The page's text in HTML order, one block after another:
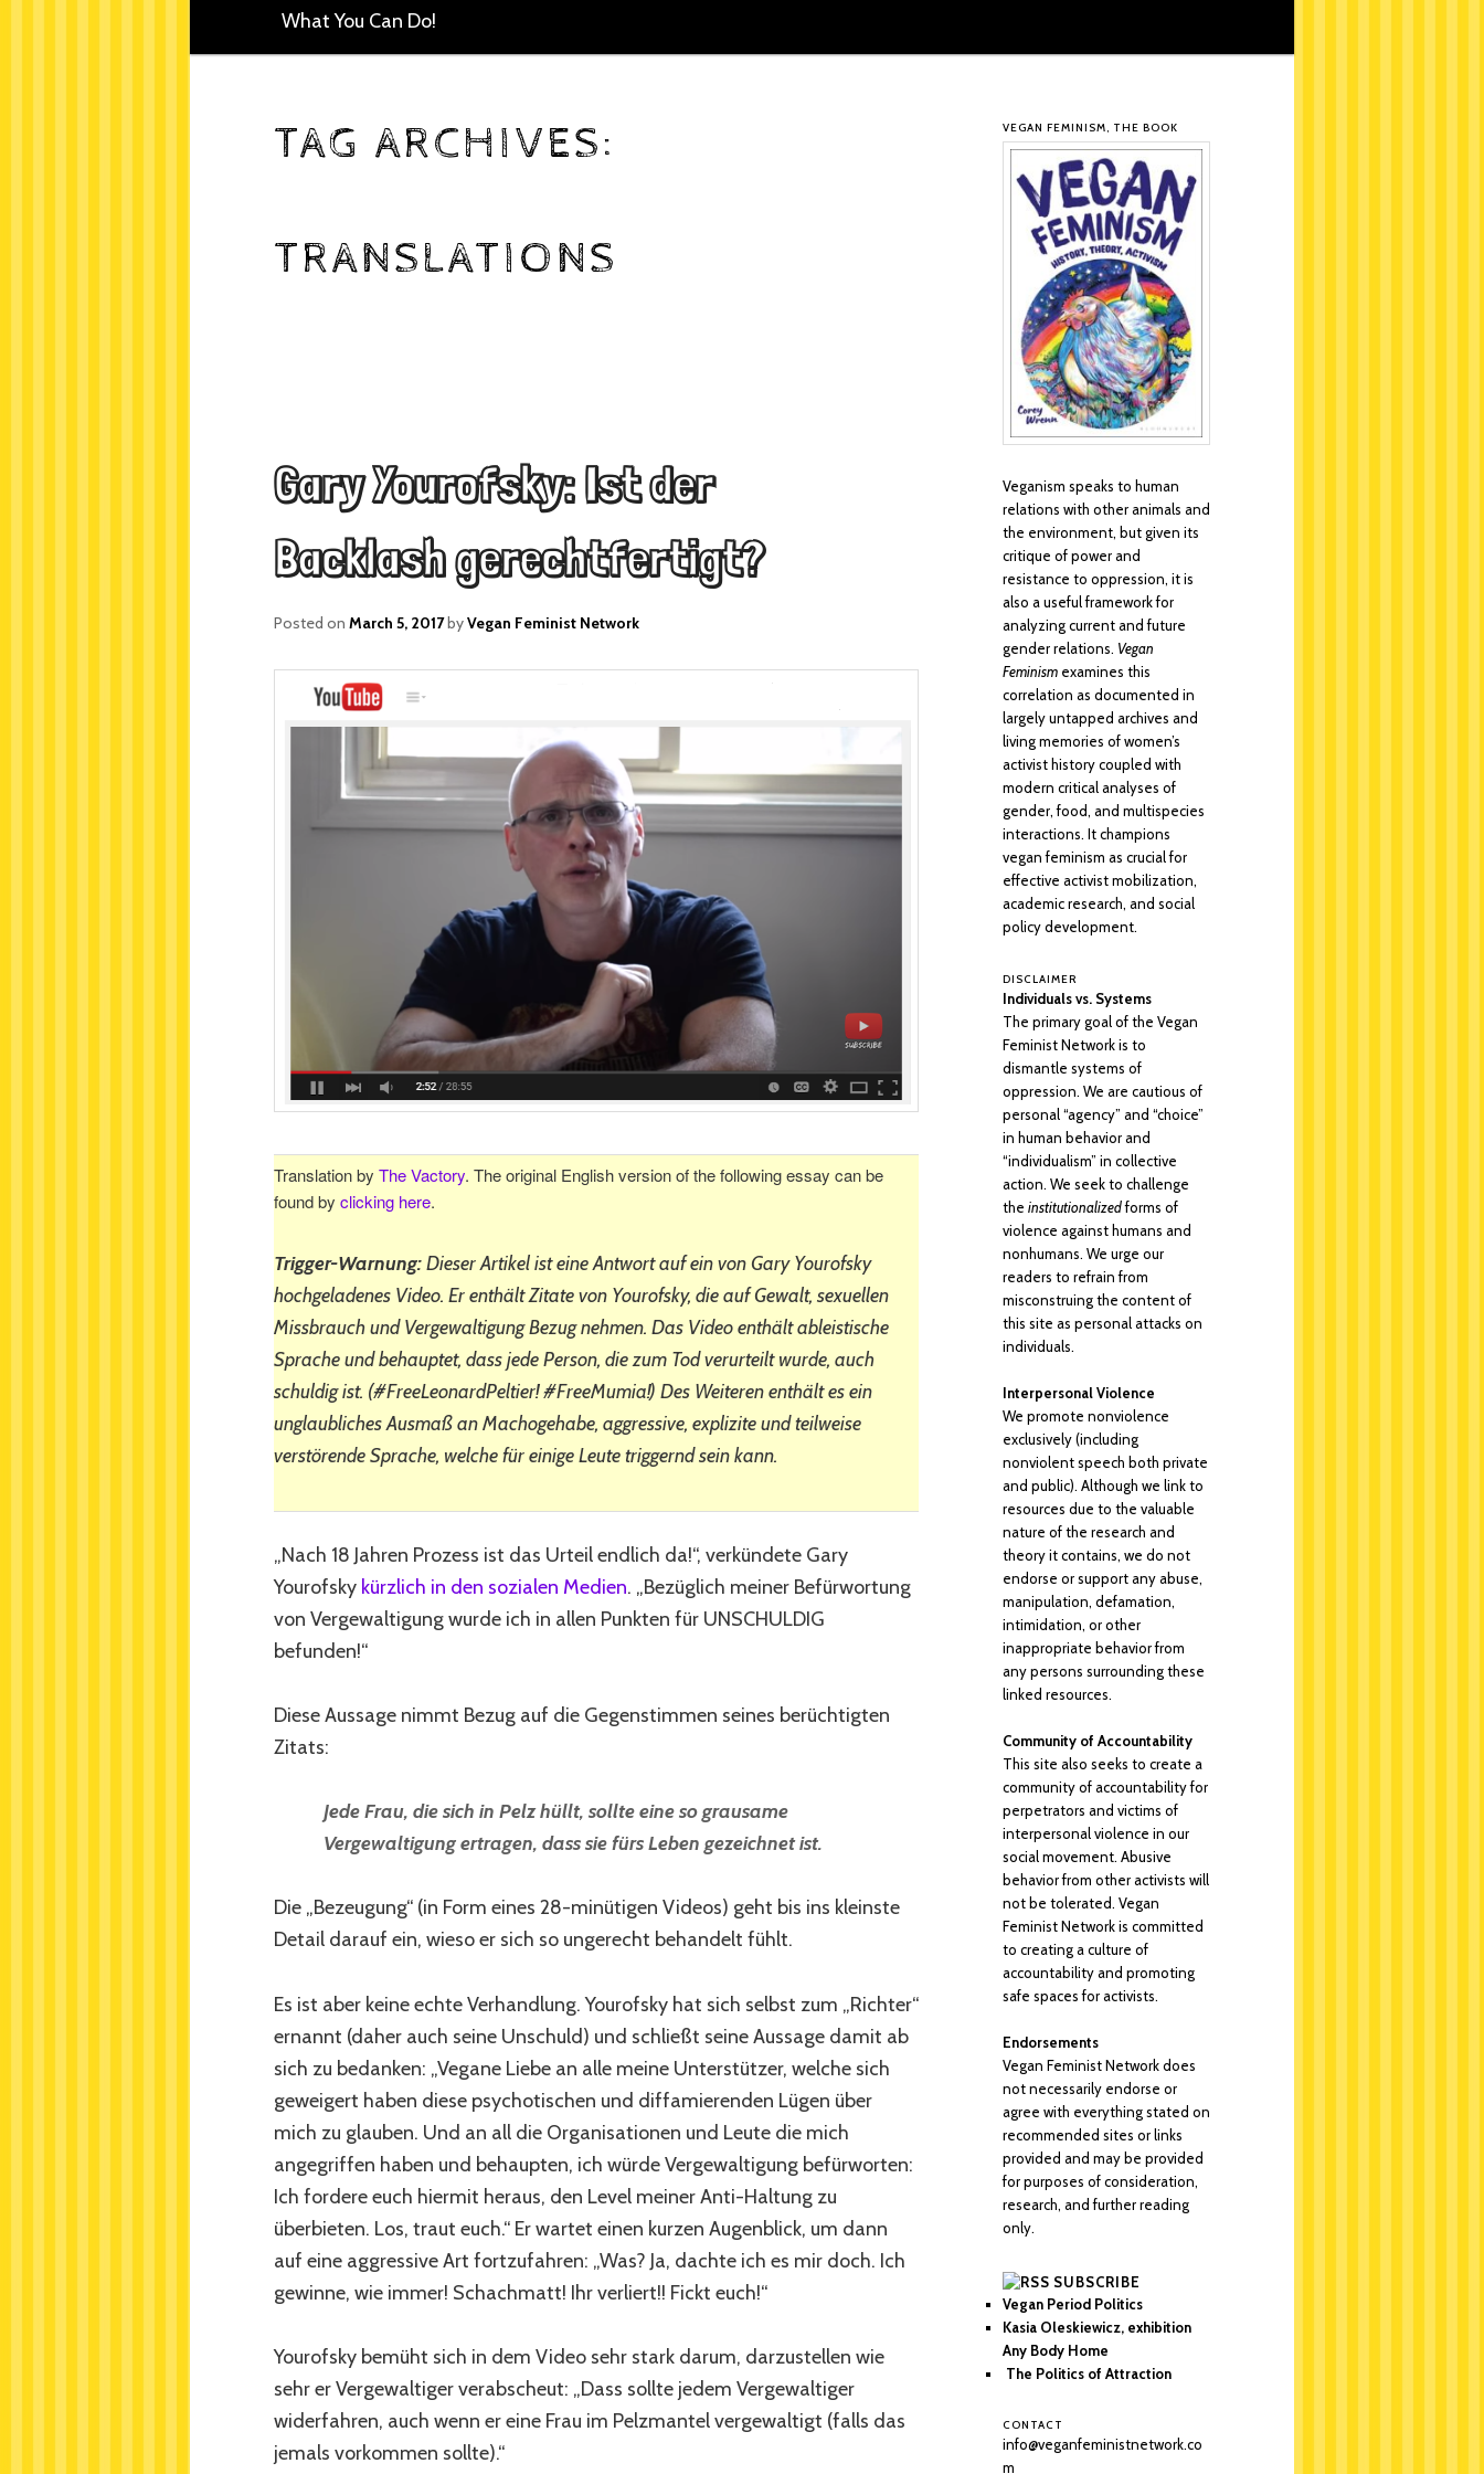
What You Can Do!
TAG ARCHIVES:
TRANSLATIONS
Gary Yourofsky: Ist der
Backlash gerechtfertigt?
Posted on March 5, 2017byVegan Feminist Network
Translation by The Vactory. The original English version of the following essay can be
found by clicking here.
Trigger-Warnung:Dieser Artikel ist eine Antwort auf ein von Gary Yourofsky
hochgeladenes Video. Er enthält Zitate von Yourofsky, die auf Gewalt, sexuellen
Missbrauch und Vergewaltigung Bezug nehmen. Das Video enthält ableistische
Sprache und behauptet, dass jede Person, die zum Tod verurteilt wurde, auch
schuldig ist. (#FreeLeonardPeltier! #FreeMumia!) Des Weiteren enthält es ein
unglaubliches Ausmaß an Machogehabe, aggressive, explizite und teilweise
verstörende Sprache, welche für einige Leute triggernd sein kann.
„Nach 18 Jahren Prozess ist das Urteil endlich da!“, verkündete Gary
Yourofsky kürzlich in den sozialen Medien. „Bezüglich meiner Befürwortung
von Vergewaltigung wurde ich in allen Punkten für UNSCHULDIG
befunden!“
Diese Aussage nimmt Bezug auf die Gegenstimmen seines berüchtigten
Zitats:
Jede Frau, die sich in Pelz hüllt, sollte eine so grausame
Vergewaltigung ertragen, dass sie fürs Leben gezeichnet ist.
Die „Bezeugung“ (in Form eines 28-minütigen Videos) geht bis ins kleinste
Detail darauf ein, wieso er sich so ungerecht behandelt fühlt.
Es ist aber keine echte Verhandlung. Yourofsky hat sich selbst zum „Richter“
ernannt (daher auch seine Unschuld) und schließt seine Aussage damit ab
sich zu bedanken: „Vegane Liebe an alle meine Unterstützer, welche sich
geweigert haben diese psychotischen und diffamierenden Lügen über
mich zu glauben. Und an all die Organisationen und Leute die mich
angegriffen haben und behaupten, ich würde Vergewaltigung befürworten:
Ich fordere euch hiermit heraus, den Level meiner Anti-Haltung zu
überbieten. Los, traut euch.“ Er wartet einen kurzen Augenblick, um dann
auf eine aggressive Art fortzufahren: „Was? Ja, dachte ich es mir doch. Ich
gewinne, wie immer! Schachmatt! Ihr verliert!! Fickt euch!“
Yourofsky bemüht sich in dem Video sehr stark darum, darzustellen wie
sehr er Vergewaltiger verabscheut: „Dass sollte jedem Vergewaltiger
widerfahren, auch wenn er eine Frau im Pelzmantel vergewaltigt (falls das
jemals vorkommen sollte).“
VEGAN FEMINISM, THE BOOK
Veganism speaks to human
relations with other animals and
the environment, but given its
critique of power and
resistance to oppression, it is
also a useful framework for
analyzing current and future
gender relations. Vegan
Feminism examines this
correlation as documented in
largely untapped archives and
living memories of women’s
activist history coupled with
modern critical analyses of
gender, food, and multispecies
interactions. It champions
vegan feminism as crucial for
effective activist mobilization,
academic research, and social
policy development.
DISCLAIMER
Individuals vs. Systems
The primary goal of the Vegan
Feminist Network is to
dismantle systems of
oppression. We are cautious of
personal “agency” and “choice”
in human behavior and
“individualism” in collective
action. We seek to challenge
the institutionalizedforms of
violence against humans and
nonhumans. We urge our
readers to refrain from
misconstruing the content of
this site as personal attacks on
individuals.
Interpersonal Violence
We promote nonviolence
exclusively (including
nonviolent speech both private
and public). Although we link to
resources due to the valuable
nature of the research and
theory it contains, we do not
endorse or support any abuse,
manipulation, defamation,
intimidation, or other
inappropriate behavior from
any persons surrounding these
linked resources.
Community of Accountability
This site also seeks to create a
community of accountability for
perpetrators and victims of
interpersonal violence in our
social movement. Abusive
behavior from other activists will
not be tolerated. Vegan
Feminist Network is committed
to creating a culture of
accountability and promoting
safe spaces for activists.
Endorsements
Vegan Feminist Network does
not necessarily endorse or
agree with everything stated on
recommended sites or links
provided and may be provided
for purposes of consideration,
research, and further reading
only.
SUBSCRIBE
Vegan Period Politics
Kasia Oleskiewicz, exhibition
Any Body Home
The Politics of Attraction
CONTACT
info@veganfeministnetwork.co
m